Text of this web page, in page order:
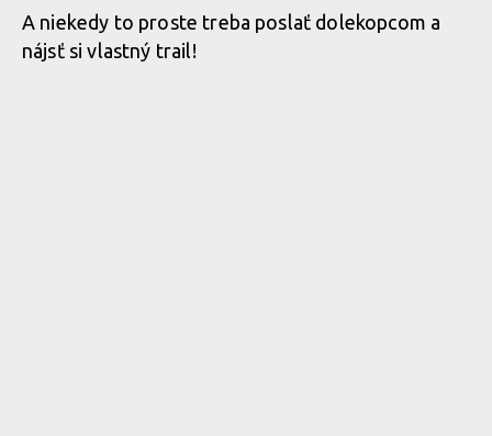
A niekedy to proste treba poslať dolekopcom a
nájsť si vlastný trail!